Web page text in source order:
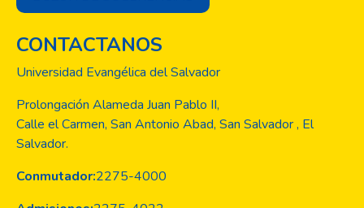
CONTACTANOS
Universidad Evangélica del Salvador
Prolongación Alameda Juan Pablo II,
Calle el Carmen, San Antonio Abad, San Salvador , El
Salvador.
Conmutador:2275-4000